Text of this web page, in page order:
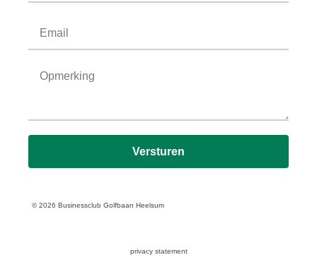
Versturen
© 2026 Businessclub Golfbaan Heelsum
privacy statement